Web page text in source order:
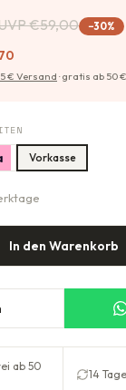
€59,00 −30%
€ Versand ·gratis ab 50€
Vorkasse
In den Warenkorb
ab 50
14